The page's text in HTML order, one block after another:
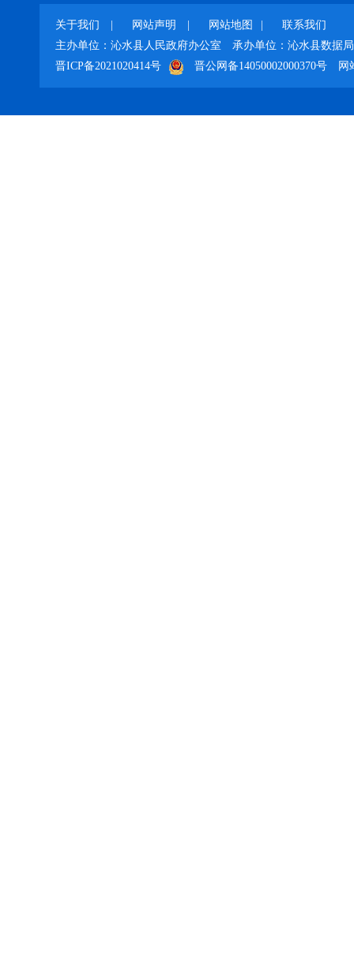
关于我们 网站声明 网站地图
联系我们
主办单位：沁水县人民政府办公室
承办单位：沁水县数据局
晋ICP备2021020414号
晋公网备14050002000370号 网